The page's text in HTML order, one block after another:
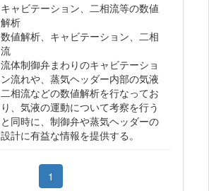
キャビテーション、二相流等の数値
解析
数値解析、キャビテーション、二相
流
流体制御弁まわりのキャビテーショ
ン流れや、蒸気ヘッダー内部の気液
二相流などの数値解析を行なってお
り、気液の運動について考察を行う
と同時に、制御弁や蒸気ヘッダーの
設計に有益な情報を提供する。
1